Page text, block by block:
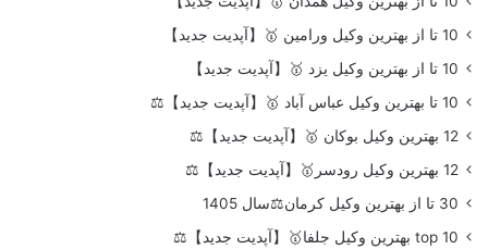
10 تا از بهترین وکیل ورامین 🥇【آپدیت جدید】
10 تا از بهترین وکیل یزد 🥇【آپدیت جدید】
10 تا بهترین وکیل عباس آباد 🥇【آپدیت جدید】⚖️
12 بهترین وکیل بوکان 🥇【آپدیت جدید】⚖️
12 بهترین وکیل رودسر🥇【آپدیت جدید】⚖️
30 تا از بهترین وکیل کرمان⚖️سال 1405
top 10 بهترین وکیل جلفا🥇【آپدیت جدید】⚖️